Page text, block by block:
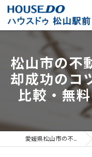
松山市の不
却成功のコ
比較・無
愛媛県松山市の不動産売買ならハウスドゥ 松山駅前